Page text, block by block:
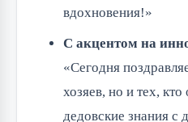
вдохновения!»
С акцентом на
«Сегодня
хозяев, но и тех, кто
дедовские знания